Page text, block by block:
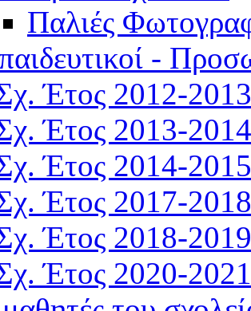
Παλιές
-
Έτος 2012-2013
Έτος 2013-2014
Έτος 2014-2015
Έτος 2017-2018
Έτος 2018-2019
Έτος 2020-2021